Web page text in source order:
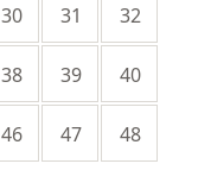
30 31 32
38 39 40
46 47 48